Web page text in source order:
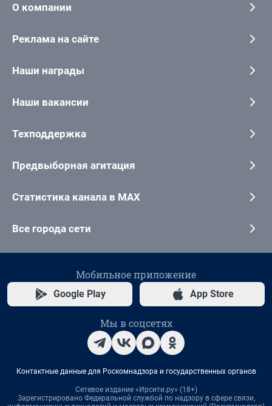
О компании
Реклама на сайте
Наши награды
Наши вакансии
Техподдержка
Предвыборная агитация
Статистика канала в MAX
Все города сети
Мобильное приложение
Google Play App Store
Мы в соцсетях
Контактные данные для Роскомнадзора и государственных органов
Сетевое издание «Ирсити.ру» (18+)
Зарегистрировано Федеральной службой по надзору в сфере связи,